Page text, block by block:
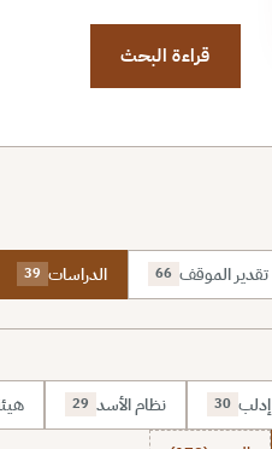
قراءة البحث
تقدير الموقف 66 الدراسات 39
إدلب 30 نظام الأسد 29